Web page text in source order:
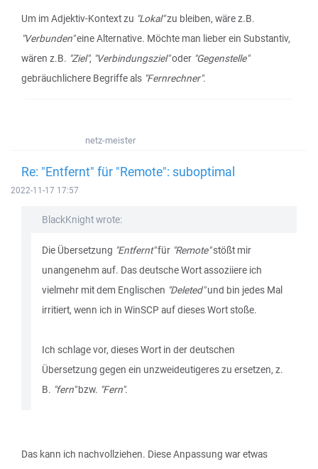
Um im Adjektiv-Kontext zu "Lokal"zu bleiben, wäre z.B.
"Verbunden"eine Alternative. Möchte man lieber ein Substantiv,
wären z.B. "Ziel", "Verbindungsziel"oder "Gegenstelle"
gebräuchlichere Begriffe als "Fernrechner".
netz-meister
Re: "Entfernt" für "Remote": suboptimal
2022-11-17 17:57
BlackKnight wrote:
Die Übersetzung "Entfernt"für "Remote"stößt mir
unangenehm auf. Das deutsche Wort assoziiere ich
vielmehr mit dem Englischen "Deleted"und bin jedes Mal
irritiert, wenn ich in WinSCP auf dieses Wort stoße.
Ich schlage vor, dieses Wort in der deutschen
Übersetzung gegen ein unzweideutigeres zu ersetzen, z.
B. "fern"bzw. "Fern".
Das kann ich nachvollziehen. Diese Anpassung war etwas